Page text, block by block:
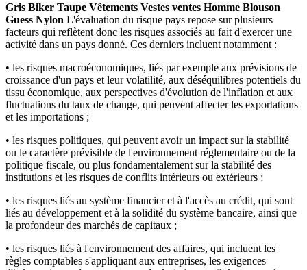
Gris Biker Taupe Vêtements Vestes ventes Homme Blouson
Guess Nylon L'évaluation du risque pays repose sur plusieurs
facteurs qui reflètent donc les risques associés au fait d'exercer une
activité dans un pays donné. Ces derniers incluent notamment :
• les risques macroéconomiques, liés par exemple aux prévisions de
croissance d'un pays et leur volatilité, aux déséquilibres potentiels du
tissu économique, aux perspectives d'évolution de l'inflation et aux
fluctuations du taux de change, qui peuvent affecter les exportations
et les importations ;
• les risques politiques, qui peuvent avoir un impact sur la stabilité
ou le caractère prévisible de l'environnement réglementaire ou de la
politique fiscale, ou plus fondamentalement sur la stabilité des
institutions et les risques de conflits intérieurs ou extérieurs ;
• les risques liés au système financier et à l'accès au crédit, qui sont
liés au développement et à la solidité du système bancaire, ainsi que
la profondeur des marchés de capitaux ;
• les risques liés à l'environnement des affaires, qui incluent les
règles comptables s'appliquant aux entreprises, les exigences